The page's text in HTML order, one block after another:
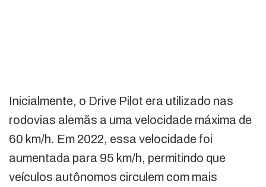
Inicialmente, o Drive Pilot era utilizado nas
rodovias alemãs a uma velocidade máxima de
60 km/h. Em 2022, essa velocidade foi
aumentada para 95 km/h, permitindo que
veículos autônomos circulem com mais